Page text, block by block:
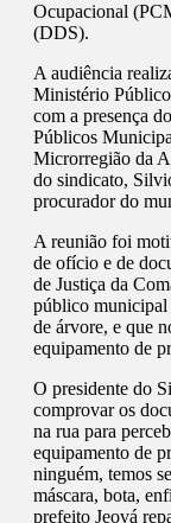
Ocupacional
(DDS).
A audiência
Ministério
com a presença
Públicos
Microrregião da
do sindicato,
procurador do
A reunião foi
de ofício e de
de Justiça da
público municipal
de árvore, e que
equipamento de
O presidente do
comprovar os
na rua para
equipamento de
ninguém, temos
máscara, bota,
prefeito Jeová